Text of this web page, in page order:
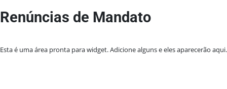
Renúncias de Mandato
Esta é uma área pronta para widget. Adicione alguns e eles aparecerão aqui.